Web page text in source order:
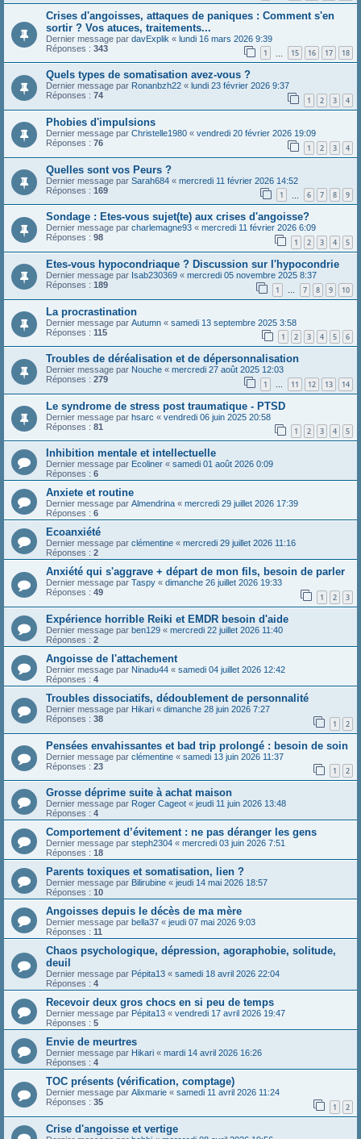
Crises d'angoisses, attaques de paniques : Comment s'en
sortir ? Vos atuces, traitements...
Dernier message par davExplik « lundi 16 mars 2026 9:39
Réponses : 343 1 15 16 17 18
Quels types de somatisation avez-vous ?
Dernier message par Ronanbzh22 « lundi 23 février 2026 9:37
Réponses : 74 1 2 3 4
Phobies d'impulsions
Dernier message par Christelle1980 « vendredi 20 février 2026 19:09
Réponses : 76 1 2 3 4
Quelles sont vos Peurs ?
Dernier message par Sarah684 « mercredi 11 février 2026 14:52
Réponses : 169 1 6 7 8 9
Sondage : Etes-vous sujet(te) aux crises d'angoisse?
Dernier message par charlemagne93 « mercredi 11 février 2026 6:09
Réponses : 98 1 2 3 4 5
Etes-vous hypocondriaque ? Discussion sur l'hypocondrie
Dernier message par Isab230369 « mercredi 05 novembre 2025 8:37
Réponses : 189 1 … 7 8 9 10
La procrastination
Dernier message par Autumn « samedi 13 septembre 2025 3:58
Réponses : 115 1 2 3 4 5 6
Troubles de déréalisation et de dépersonnalisation
Dernier message par Nouche « mercredi 27 août 2025 12:03
Réponses : 279 1 … 11 12 13 14
Le syndrome de stress post traumatique - PTSD
Dernier message par hsarc « vendredi 06 juin 2025 20:58
Réponses : 81 1 2 3 4 5
Inhibition mentale et intellectuelle
Dernier message par Ecoliner « samedi 01 août 2026 0:09
Réponses : 6
Anxiete et routine
Dernier message par Almendrina « mercredi 29 juillet 2026 17:39
Réponses : 6
Ecoanxiété
Dernier message par clémentine « mercredi 29 juillet 2026 11:16
Réponses : 2
Anxiété qui s'aggrave + départ de mon fils, besoin de parler
Dernier message par Taspy « dimanche 26 juillet 2026 19:33
Réponses : 49 1 2 3
Expérience horrible Reiki et EMDR besoin d'aide
Dernier message par ben129 « mercredi 22 juillet 2026 11:40
Réponses : 2
Angoisse de l'attachement
Dernier message par Ninadu44 « samedi 04 juillet 2026 12:42
Réponses : 4
Troubles dissociatifs, dédoublement de personnalité
Dernier message par Hikari « dimanche 28 juin 2026 7:27
Réponses : 38 1 2
Pensées envahissantes et bad trip prolongé : besoin de soin
Dernier message par clémentine « samedi 13 juin 2026 11:37
Réponses : 23 1 2
Grosse déprime suite à achat maison
Dernier message par Roger Cageot « jeudi 11 juin 2026 13:48
Réponses : 4
Comportement d’évitement : ne pas déranger les gens
Dernier message par steph2304 « mercredi 03 juin 2026 7:51
Réponses : 18
Parents toxiques et somatisation, lien ?
Dernier message par Bilirubine « jeudi 14 mai 2026 18:57
Réponses : 10
Angoisses depuis le décès de ma mère
Dernier message par bella37 « jeudi 07 mai 2026 9:03
Réponses : 11
Chaos psychologique, dépression, agoraphobie, solitude,
deuil
Dernier message par Pépita13 « samedi 18 avril 2026 22:04
Réponses : 4
Recevoir deux gros chocs en si peu de temps
Dernier message par Pépita13 « vendredi 17 avril 2026 19:47
Réponses : 5
Envie de meurtres
Dernier message par Hikari « mardi 14 avril 2026 16:26
Réponses : 4
TOC présents (vérification, comptage)
Dernier message par Alixmarie « samedi 11 avril 2026 11:24
Réponses : 35 1 2
Crise d'angoisse et vertige